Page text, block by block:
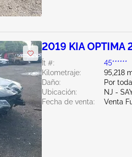
2019 KIA OPTIMA
Ít #:
45******
Kilometraje:
95,218
Daño:
Por
Ubicación:
NJ -
Fecha de venta:
Venta